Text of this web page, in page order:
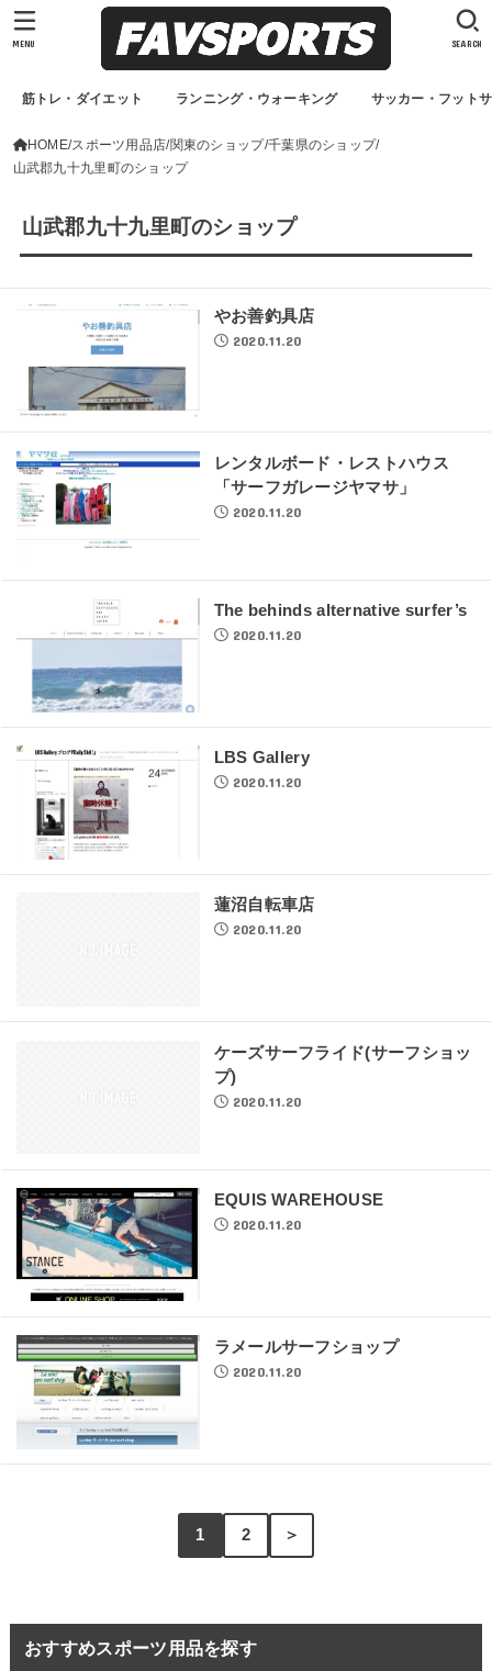
筋トレ・ダイエット ランニング・ウォーキング サッカー・フット
SEARCH
MENU
HOME スポーツ用品店 関東のショップ 千葉県のショップ
山武郡九十九里町のショップ
山武郡九十九里町のショップ
やお善釣具店
2020.11.20
レンタルボード・レストハウス
「サーフガレージヤマサ」
2020.11.20
The behinds alternative surfer’s
2020.11.20
LBS Gallery
2020.11.20
蓮沼自転車店
2020.11.20
ケーズサーフライド(サーフショッ
プ)
2020.11.20
EQUIS WAREHOUSE
2020.11.20
ラメールサーフショップ
2020.11.20
1 2 ＞
おすすめスポーツ用品を探す